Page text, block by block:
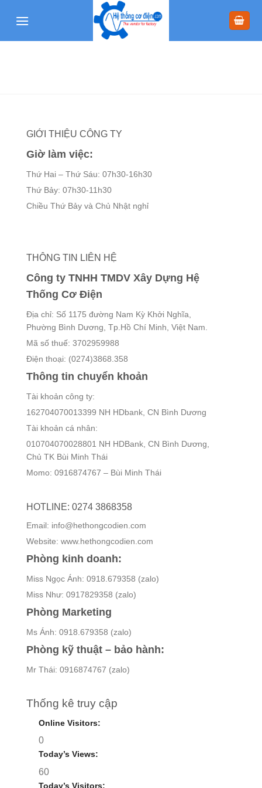
GIỚI THIỆU CÔNG TY
Giờ làm việc:
Thứ Hai – Thứ Sáu: 07h30-16h30
Thứ Bảy: 07h30-11h30
Chiều Thứ Bảy và Chủ Nhật nghỉ
THÔNG TIN LIÊN HỆ
Công ty TNHH TMDV Xây Dựng Hệ
Thống Cơ Điện
Địa chỉ: Số 1175 đường Nam Kỳ Khởi Nghĩa,
Phường Bình Dương, Tp.Hồ Chí Minh, Việt Nam.
Mã số thuế: 3702959988
Điện thoại: (0274)3868.358
Thông tin chuyển khoản
Tài khoản công ty:
162704070013399 NH HDbank, CN Bình Dương
Tài khoản cá nhân:
010704070028801 NH HDBank, CN Bình Dương,
Chủ TK Bùi Minh Thái
Momo: 0916874767 – Bùi Minh Thái
HOTLINE: 0274 3868358
Email: info@hethongcodien.com
Website: www.hethongcodien.com
Phòng kinh doanh:
Miss Ngọc Ánh: 0918.679358 (zalo)
Miss Như: 0917829358 (zalo)
Phòng Marketing
Ms Ánh: 0918.679358 (zalo)
Phòng kỹ thuật – bảo hành:
Mr Thái: 0916874767 (zalo)
Thống kê truy cập
Online Visitors:
0
Today’s Views:
60
Today’s Visitors: